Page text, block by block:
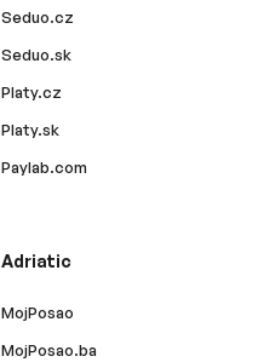
Seduo.cz
Seduo.sk
Platy.cz
Platy.sk
Paylab.com
Adriatic
MojPosao
MojPosao.ba